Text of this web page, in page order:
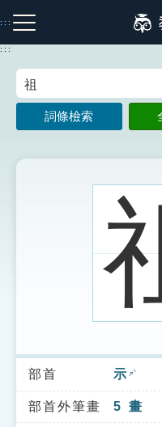
到
主
:::
注音索引圖示 筆畫
索引選單
知識索引
:::
詞條檢索
部首 示 ㄕˋ
部首外筆畫 5 畫